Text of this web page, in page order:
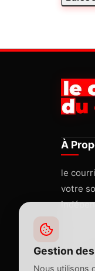
À
le
votre
passion.
Gestion
Nous utilisons